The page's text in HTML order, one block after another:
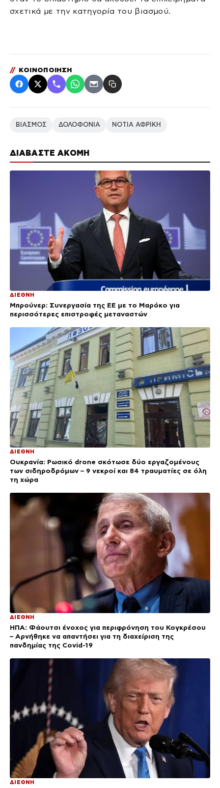
ΔΙΑΒΑΣΤΕ ΑΚΟΜΗ
ΔΙΕΘΝΗ
Μπρούνερ: Συνεργασία της ΕΕ με το Μαρόκο για
περισσότερες επιστροφές μεταναστών
ΔΙΕΘΝΗ
Ουκρανία: Ρωσικό drone σκότωσε δύο εργαζομένους
των σιδηροδρόμων – 9 νεκροί και 84 τραυματίες σε όλη
τη χώρα
ΔΙΕΘΝΗ
ΗΠΑ: Φάουτσι ένοχος για περιφρόνηση του Κογκρέσου
– Αρνήθηκε να απαντήσει για τη διαχείριση της
πανδημίας της Covid-19
ΔΙΕΘΝΗ
σχετικά με την κατηγορία του βιασμού.
// ΚΟΙΝΟΠΟΙΗΣΗ
ΒΙΑΣΜΟΣ ΔΟΛΟΦΟΝΙΑ ΝΟΤΙΑ ΑΦΡΙΚΗ